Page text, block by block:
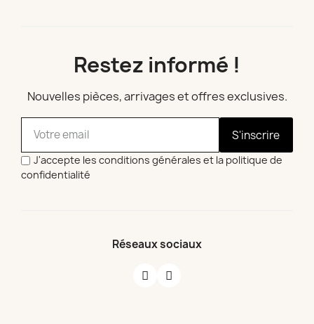
Restez informé !
Nouvelles pièces, arrivages et offres exclusives.
S'inscrire
J'accepte les conditions générales et la politique de
confidentialité
Réseaux sociaux